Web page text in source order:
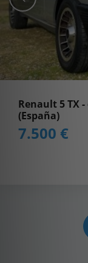
Renault 5 TX -
(España)
7.500 €